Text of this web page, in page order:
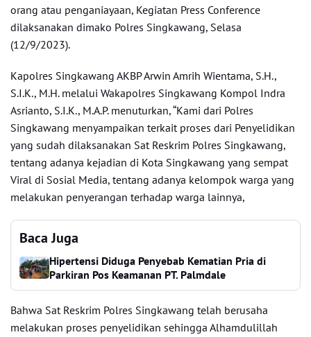
orang atau penganiayaan, Kegiatan Press Conference
dilaksanakan dimako Polres Singkawang, Selasa
(12/9/2023).
Kapolres Singkawang AKBP Arwin Amrih Wientama, S.H.,
S.I.K., M.H. melalui Wakapolres Singkawang Kompol Indra
Asrianto, S.I.K., M.A.P. menuturkan, “Kami dari Polres
Singkawang menyampaikan terkait proses dari Penyelidikan
yang sudah dilaksanakan Sat Reskrim Polres Singkawang,
tentang adanya kejadian di Kota Singkawang yang sempat
Viral di Sosial Media, tentang adanya kelompok warga yang
melakukan penyerangan terhadap warga lainnya,
Baca Juga
Hipertensi Diduga Penyebab Kematian Pria di
Parkiran Pos Keamanan PT. Palmdale
Bahwa Sat Reskrim Polres Singkawang telah berusaha
melakukan proses penyelidikan sehingga Alhamdulillah